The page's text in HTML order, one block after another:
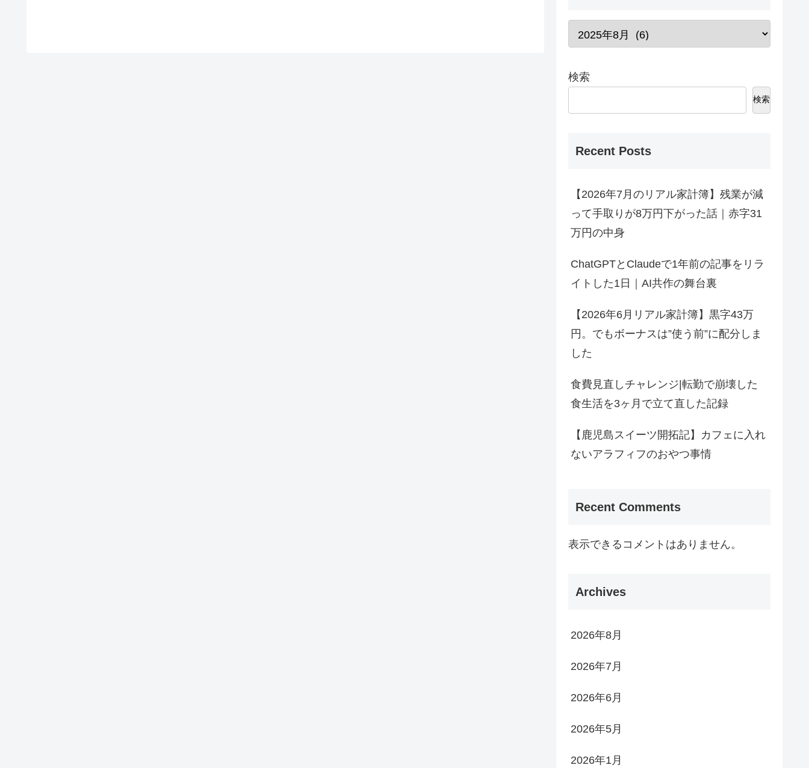
検索
検索
Recent Posts
【2026年7月のリアル家計簿】残業が減
って手取りが8万円下がった話｜赤字31
万円の中身
ChatGPTとClaudeで1年前の記事をリラ
イトした1日｜AI共作の舞台裏
【2026年6月リアル家計簿】黒字43万
円。でもボーナスは”使う前”に配分しま
した
食費見直しチャレンジ|転勤で崩壊した
食生活を3ヶ月で立て直した記録
【鹿児島スイーツ開拓記】カフェに入れ
ないアラフィフのおやつ事情
Recent Comments
表示できるコメントはありません。
Archives
2026年8月
2026年7月
2026年6月
2026年5月
2026年1月